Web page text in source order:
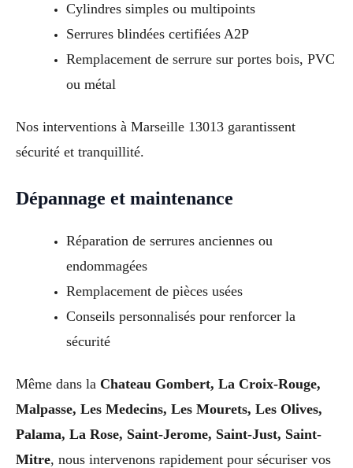
Cylindres simples ou multipoints
Serrures blindées certifiées A2P
Remplacement de serrure sur portes bois, PVC
ou métal
Nos interventions à Marseille 13013 garantissent
sécurité et tranquillité.
Dépannage et maintenance
Réparation de serrures anciennes ou
endommagées
Remplacement de pièces usées
Conseils personnalisés pour renforcer la
sécurité
Même dans la Chateau Gombert, La Croix-Rouge,
Malpasse, Les Medecins, Les Mourets, Les Olives,
Palama, La Rose, Saint-Jerome, Saint-Just, Saint-
Mitre, nous intervenons rapidement pour sécuriser vos